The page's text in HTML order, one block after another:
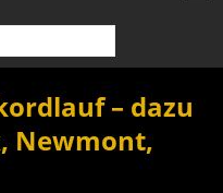
– dazu
Newmont,